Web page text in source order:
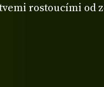
rostoucími od